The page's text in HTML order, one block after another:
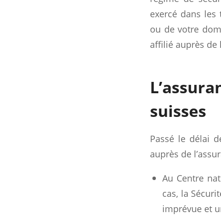
exercé dans
ou de votre
affilié auprès de
suisses
Passé le délai
auprès de
Au Centre
cas, la
imprévue et